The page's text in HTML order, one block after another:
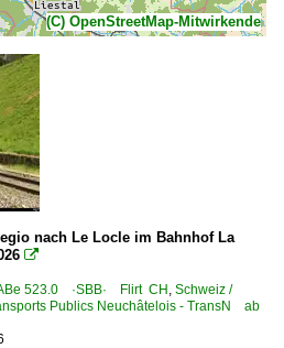
(C) OpenStreetMap-Mitwirkende
nach Le Locle im Bahnhof La

523.0 ·SBB· Flirt CH, Schweiz /
Publics Neuchâtelois - TransN ab